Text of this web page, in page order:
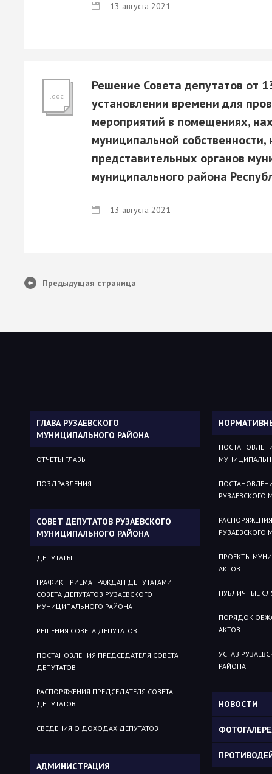
13 августа 2021
.doc
Решение Совета депутатов от
установлении времени для
мероприятий в помещениях,
муниципальной
представительных органов
муниципального района
13 августа 2021
Предыдущая страница
ГЛАВА РУЗАЕВСКОГО
МУНИЦИПАЛЬНОГО РАЙОНА
ОТЧЕТЫ ГЛАВЫ
ПОЗДРАВЛЕНИЯ
СОВЕТ ДЕПУТАТОВ РУЗАЕВСКОГО
МУНИЦИПАЛЬНОГО РАЙОНА
ДЕПУТАТЫ
ГРАФИК ПРИЕМА ГРАЖДАН ДЕПУТАТАМИ
СОВЕТА ДЕПУТАТОВ РУЗАЕВСКОГО
МУНИЦИПАЛЬНОГО РАЙОНА
РЕШЕНИЯ СОВЕТА ДЕПУТАТОВ
ПОСТАНОВЛЕНИЯ ПРЕДСЕДАТЕЛЯ СОВЕТА
ДЕПУТАТОВ
РАСПОРЯЖЕНИЯ ПРЕДСЕДАТЕЛЯ СОВЕТА
ДЕПУТАТОВ
СВЕДЕНИЯ О ДОХОДАХ ДЕПУТАТОВ
АДМИНИСТРАЦИЯ
РУЗАЕВСКОГО
РУЗАЕВСКОГО
ПРОЕКТЫ
АКТОВ
ПУБЛИЧНЫЕ
ПОРЯДОК
АКТОВ
УСТАВ
РАЙОНА
НОВОСТИ